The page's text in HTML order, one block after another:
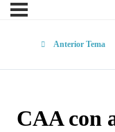
Anterior Tema
CAA con